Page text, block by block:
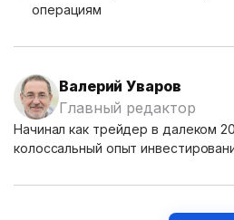
операциям
Валерий Уваров
Главный редактор
Начинал как трейдер в далеком
колоссальный опыт